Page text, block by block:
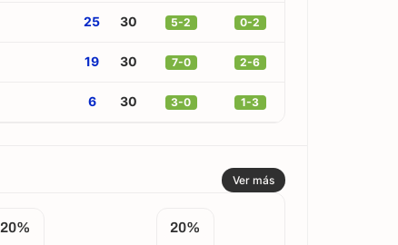
25 30 5-2 0-2
19 30 7-0 2-6
6 30 3-0 1-3
Ver más
20% 20%